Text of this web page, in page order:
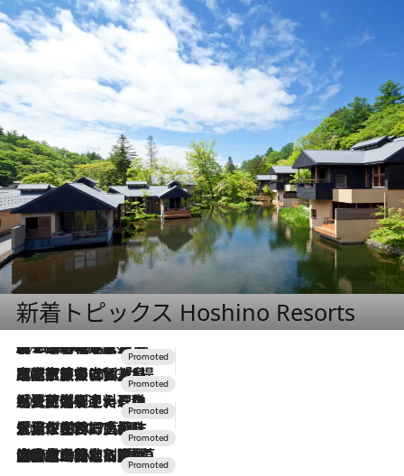
新着トピックス Hoshino Resorts
2026.8.7
【トンボの足水浴】ヒノキの香りに包まれて涼感マックス！約13℃の湧水かけ流しを避暑地「星野温泉 トンボの湯」で体験
2026.7.31
【ホテル帰省】という選択肢をOMOが提案。家族とほどよい距離を保つには「昼は実家、夜は気兼ねなくホテルで！」
2026.7.24
【夏限定ディナーコース】旬を迎える稚鮎や花ズッキーニなどをイタリア・トスカーナの郷土料理の手法で満喫！
2026.7.17
「土佐和ハーブかき氷」がOMO7高知に登場！生姜、山椒、大葉など目にも舌にも涼を呼ぶ郷土の味
2026.7.10
NEW OPEN！【界 草津】名湯の地に誕生。趣の異なる2種の温泉と上州ならではの会席・蕎麦割烹など美食を味わう究極の癒やし旅